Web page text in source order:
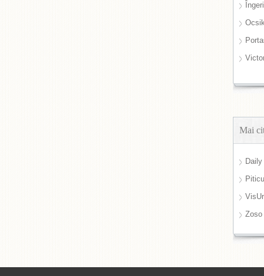
Mai
Piticu
Zoso